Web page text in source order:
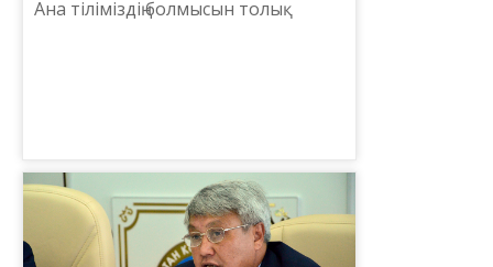
Ана тіліміздің болмысын толық